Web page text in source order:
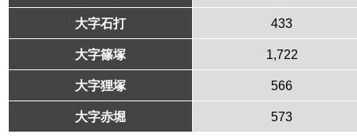
大字石打 433
大字篠塚 1,722
大字狸塚 566
大字赤堀 573